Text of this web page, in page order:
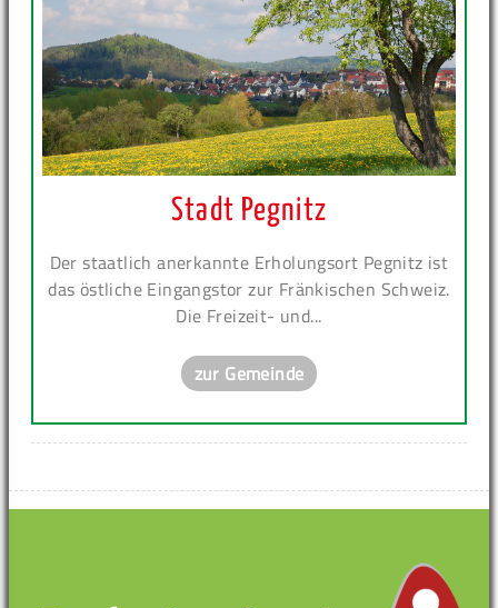
Stadt Pegnitz
Der staatlich anerkannte Erholungsort Pegnitz ist
das östliche Eingangstor zur Fränkischen Schweiz.
Die Freizeit- und...
zur Gemeinde